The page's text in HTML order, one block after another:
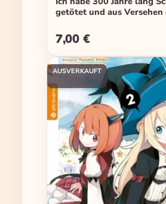
getötet und aus Versehen
Regulärer Preis:
7,00 €
AUSVERKAUFT